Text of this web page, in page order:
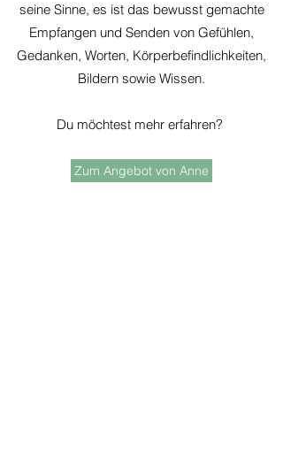
seine Sinne, es ist das bewusst gemachte
Empfangen und Senden von Gefühlen,
Gedanken, Worten, Körperbefindlichkeiten,
Bildern sowie Wissen.
Du möchtest mehr erfahren?
Zum Angebot von Anne